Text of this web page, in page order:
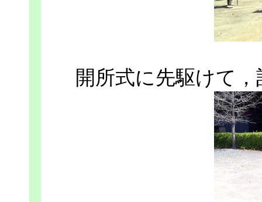
開所式に先駆けて